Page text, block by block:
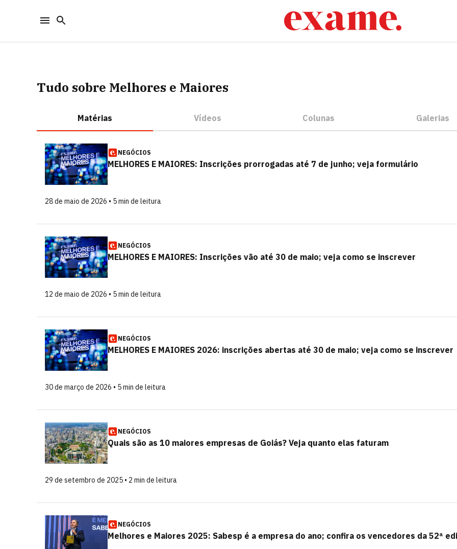
Tudo sobre Melhores e Maiores
Matérias Vídeos Colunas Galerias
NEGÓCIOS
MELHORES E MAIORES: Inscrições prorrogadas até 7 de junho; veja formulário
28 de maio de 2026 • 5 min de leitura
NEGÓCIOS
MELHORES E MAIORES: Inscrições vão até 30 de maio; veja como se inscrever
12 de maio de 2026 • 5 min de leitura
NEGÓCIOS
MELHORES E MAIORES 2026: inscrições abertas até 30 de maio; veja como se inscrever
30 de março de 2026 • 5 min de leitura
NEGÓCIOS
Quais são as 10 maiores empresas de Goiás? Veja quanto elas faturam
29 de setembro de 2025 • 2 min de leitura
NEGÓCIOS
Melhores e Maiores 2025: Sabesp é a empresa do ano; confira os vencedores da 52ª